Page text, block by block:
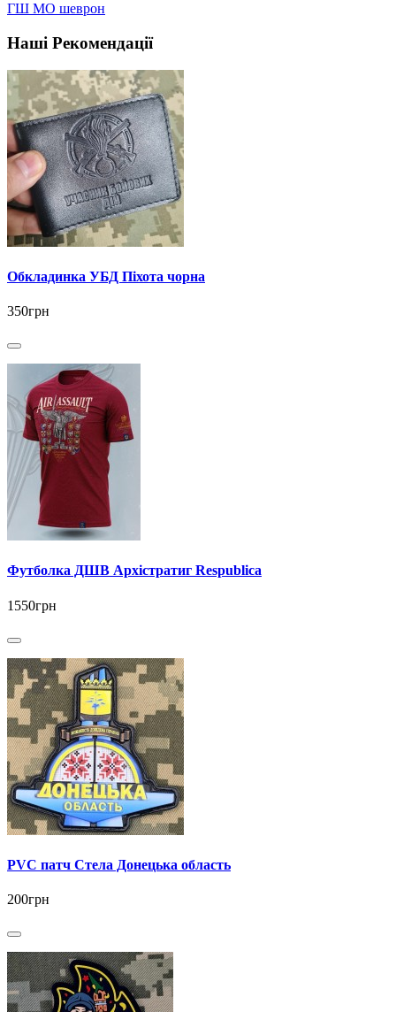
ГШ МО шеврон
Наші Рекомендації
Обкладинка УБД Піхота чорна
350грн
Футболка ДШВ Архістратиг Respublica
1550грн
PVC патч Стела Донецька область
200грн